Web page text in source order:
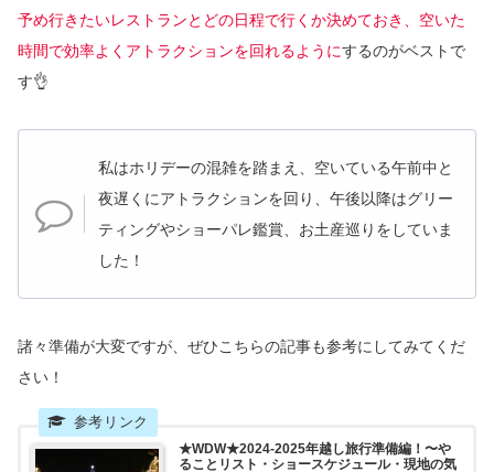
予め行きたいレストランとどの日程で行くか決めておき、空いた
時間で効率よくアトラクションを回れるようにするのがベストで
す👌
私はホリデーの混雑を踏まえ、空いている午前中と
夜遅くにアトラクションを回り、午後以降はグリー
ティングやショーパレ鑑賞、お土産巡りをしていま
した！
諸々準備が大変ですが、ぜひこちらの記事も参考にしてみてくだ
さい！
★WDW★2024-2025年越し旅行準備編！〜や
ることリスト・ショースケジュール・現地の気